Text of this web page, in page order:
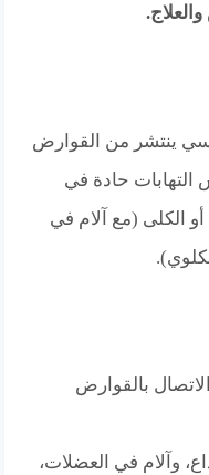
ينتشر من القوارض
التهابات حادة في
الكلى (مع آلام في
بالقوارض
وآلام في العضلات،